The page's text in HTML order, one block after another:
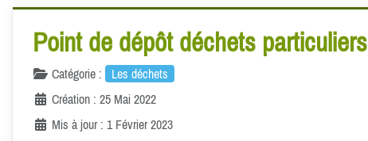
Point de dépôt déchets particuliers
Catégorie :
Les déchets
Création : 25 Mai 2022
Mis à jour : 1 Février 2023